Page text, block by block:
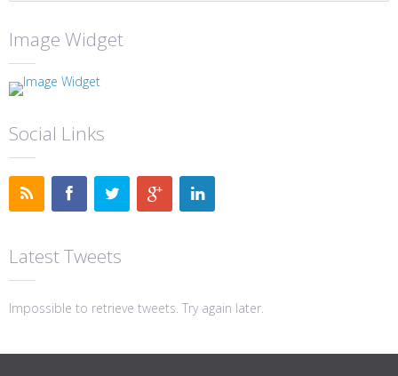
Image Widget
Social Links
Latest Tweets
Impossible to retrieve tweets. Try again later.